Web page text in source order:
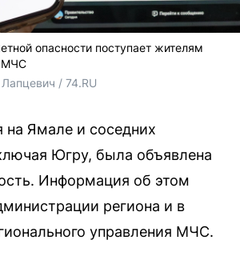
опасности поступает жителям
МЧС
/ 74.RU
Ямале и соседних
Югру, была объявлена
Информация об этом
региона и в
управления МЧС.